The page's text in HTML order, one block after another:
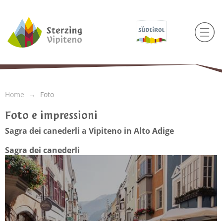
Home Foto
Foto e impressioni
Sagra dei canederli a Vipiteno in Alto Adige
Sagra dei canederli